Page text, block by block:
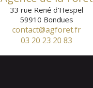
33 rue René d'Hespel
59910 Bondues
contact@agforet.fr
03 20 23 20 83